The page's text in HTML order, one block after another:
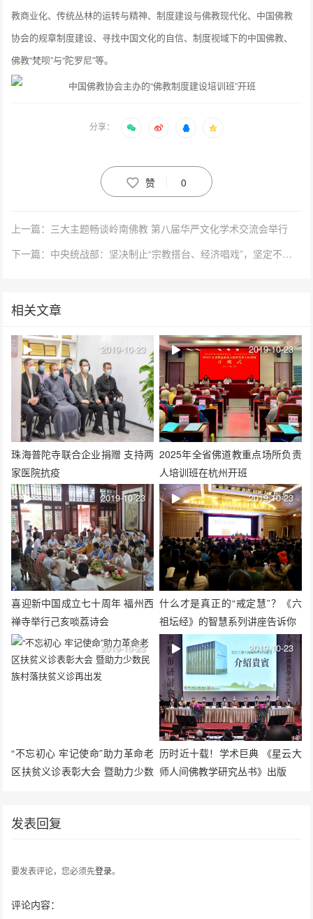
教商业化、传统丛林的运转与精神、制度建设与佛教现代化、中国佛教
协会的规章制度建设、寻找中国文化的自信、制度视域下的中国佛教、
佛教“梵呗”与“陀罗尼”等。
分享：
赞 0
上一篇：三大主题畅谈岭南佛教 第八届华严文化学术交流会举行
下一篇：中央统战部：坚决制止“宗教搭台、经济唱戏”，坚定不移推进佛教道教商业化治理工作
相关文章
珠海普陀寺联合企业捐赠 支持两
家医院抗疫
2019-10-23
2025年全省佛道教重点场所负责
人培训班在杭州开班
2019-10-23
喜迎新中国成立七十周年 福州西
禅寺举行己亥啖荔诗会
2019-10-23
什么才是真正的“戒定慧”？《六
祖坛经》的智慧系列讲座告诉你
2019-10-23
“不忘初心 牢记使命”助力革命老
区扶贫义诊表彰大会 暨助力少数
2019-10-23
历时近十载！学术巨典 《星云大
师人间佛教学研究丛书》出版
2019-10-23
发表回复
要发表评论，您必须先登录。
评论内容：